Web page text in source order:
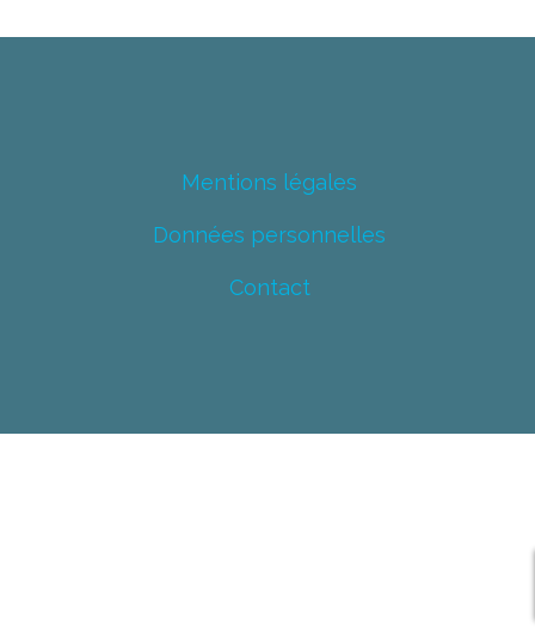
Mentions légales
Données personnelles
Contact